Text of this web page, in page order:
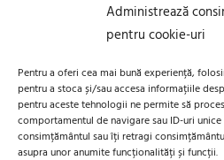
Administrează
pentru cookie-uri
Pentru a oferi cea mai bună experiență,
pentru a stoca și/sau accesa informațiile
pentru aceste tehnologii ne permite să
comportamentul de navigare sau ID-uri
consimțământul sau îți retragi
asupra unor anumite funcționalități și funcții.
Directia de Sanatate Publica Ages
Caracter Personal
Prelucrarea datelor cu caracter personal